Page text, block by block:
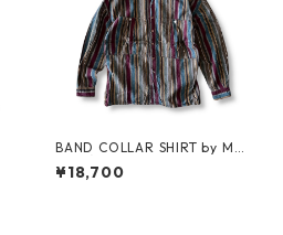
BAND COLLAR SHIRT by MA
RITHÉ FRANÇOIS GIRBAUD
¥18,700